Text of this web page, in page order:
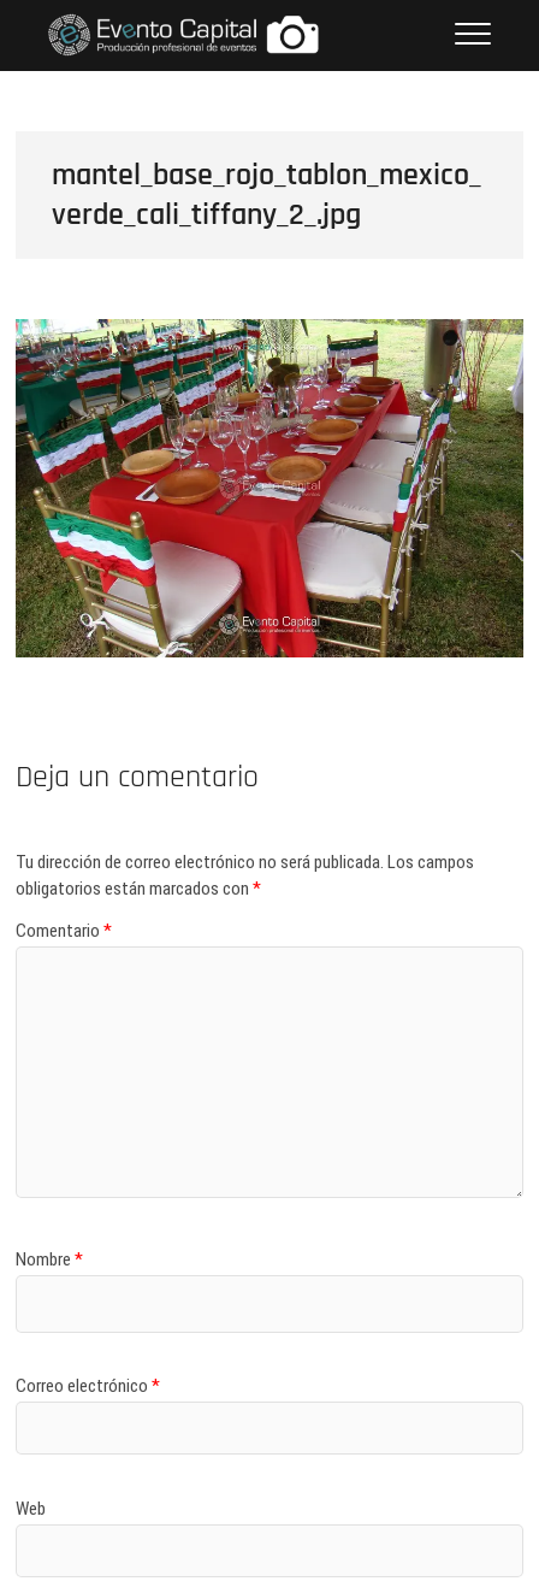
contenido
FOTOS GRUPO EMPRESARIAL
mantel_base_rojo_tablon_mexico_
verde_cali_tiffany_2_.jpg
Deja un comentario
Tu dirección de correo electrónico no será publicada. Los campos
obligatorios están marcados con*
Comentario*
Nombre*
Correo electrónico*
Web